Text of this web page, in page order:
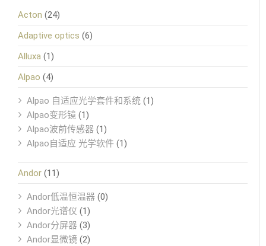
Acton (24)
Adaptive optics (6)
Alluxa (1)
Alpao (4)
Alpao 自适应光学套件和系统 (1)
Alpao变形镜 (1)
Alpao波前传感器 (1)
Alpao自适应 光学软件 (1)
Andor (11)
Andor低温恒温器 (0)
Andor光谱仪 (1)
Andor分屏器 (3)
Andor显微镜 (2)